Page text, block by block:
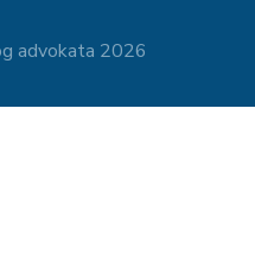
advokata 2026